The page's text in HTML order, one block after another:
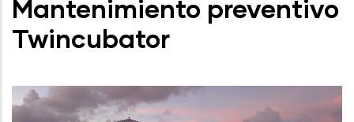
Mantenimiento preventivo
Twincubator